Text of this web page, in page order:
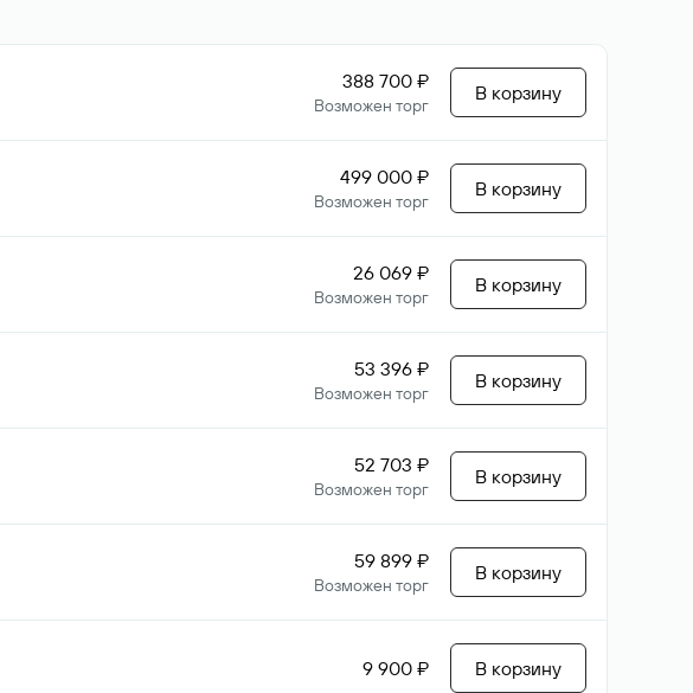
388 700 ₽
Возможен торг
В корзину
499 000 ₽
Возможен торг
В корзину
26 069 ₽
Возможен торг
В корзину
53 396 ₽
Возможен торг
В корзину
52 703 ₽
Возможен торг
В корзину
59 899 ₽
Возможен торг
В корзину
9 900 ₽ В корзину